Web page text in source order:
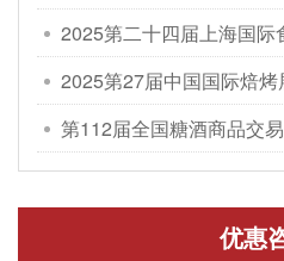
2025第二十四届上海国
会
2025第27届中国国际焙烤
第112届全国糖酒商品交
优惠